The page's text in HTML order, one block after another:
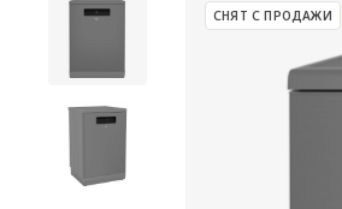
Встраиваемая техника
Малая бытовая техника
СНЯТ С ПРОДАЖИ